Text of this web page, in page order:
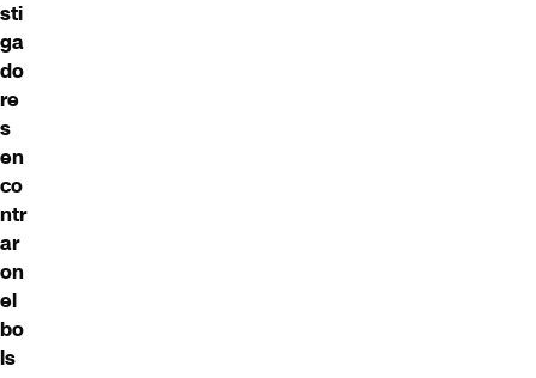
sti
ga
do
re
s
en
co
ntr
ar
on
el
bo
ls